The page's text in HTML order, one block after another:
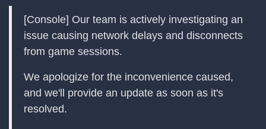
[Console] Our team is actively investigating an
issue causing network delays and disconnects
from game sessions.
We apologize for the inconvenience caused,
and we'll provide an update as soon as it's
resolved.